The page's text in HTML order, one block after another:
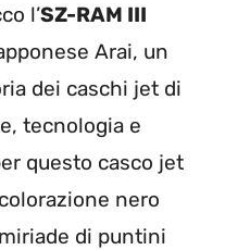
l’SZ-RAM III
Arai, un
dei caschi jet di
tecnologia e
questo casco jet
nero
di puntini